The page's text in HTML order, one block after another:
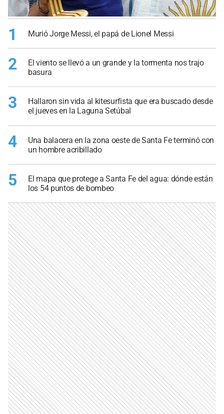
1 Murió Jorge Messi, el papá de Lionel Messi
2
El viento se llevó a un grande y la tormenta nos trajo
basura
3
Hallaron sin vida al kitesurfista que era buscado desde
el jueves en la Laguna Setúbal
4
Una balacera en la zona oeste de Santa Fe terminó con
un hombre acribillado
5
El mapa que protege a Santa Fe del agua: dónde están
los 54 puntos de bombeo